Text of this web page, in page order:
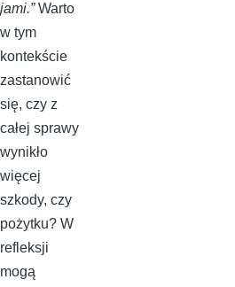
jami.”Warto
w tym
kontekście
zastanowić
się, czy z
całej sprawy
wynikło
więcej
szkody, czy
pożytku? W
refleksji
mogą